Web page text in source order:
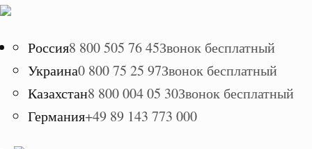
Россия8 800 505 76 45Звонок бесплатный
Украина0 800 75 25 97Звонок бесплатный
Казахстан8 800 004 05 30Звонок бесплатный
Германия+49 89 143 773 000